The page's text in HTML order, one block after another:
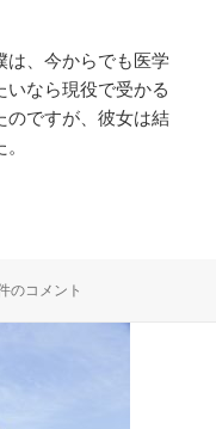
は、今からでも医学
なら現役で受かる
のですが、彼女は結
する方法
カでも医学部に現役合格する方
のコメント